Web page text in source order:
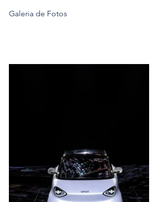
Galeria de Fotos